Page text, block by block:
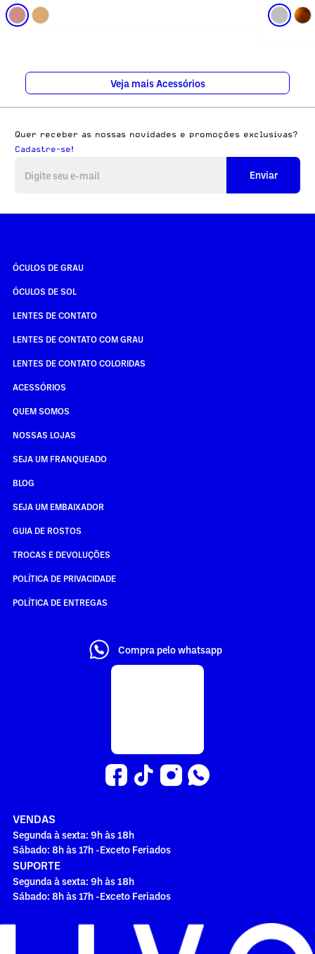
Veja mais Acessórios
Quer receber as nossas novidades e promoções exclusivas?
Cadastre-se!
Enviar
ÓCULOS DE GRAU
ÓCULOS DE SOL
LENTES DE CONTATO
LENTES DE CONTATO COM GRAU
LENTES DE CONTATO COLORIDAS
ACESSÓRIOS
QUEM SOMOS
NOSSAS LOJAS
SEJA UM FRANQUEADO
BLOG
SEJA UM EMBAIXADOR
GUIA DE ROSTOS
TROCAS E DEVOLUÇÕES
POLÍTICA DE PRIVACIDADE
POLÍTICA DE ENTREGAS
Compra pelo whatsapp
VENDAS
Segunda à sexta: 9h às 18h
Sábado: 8h às 17h -Exceto Feriados
SUPORTE
Segunda à sexta: 9h às 18h
Sábado: 8h às 17h -Exceto Feriados